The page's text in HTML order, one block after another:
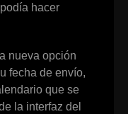
hacer
nueva opción
fecha de envío,
que se
la interfaz del